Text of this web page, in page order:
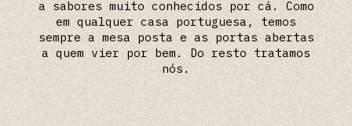
a sabores muito conhecidos por cá. Como
em qualquer casa portuguesa, temos
sempre a mesa posta e as portas abertas
a quem vier por bem. Do resto tratamos
nós.